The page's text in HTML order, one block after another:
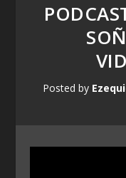
Posted by